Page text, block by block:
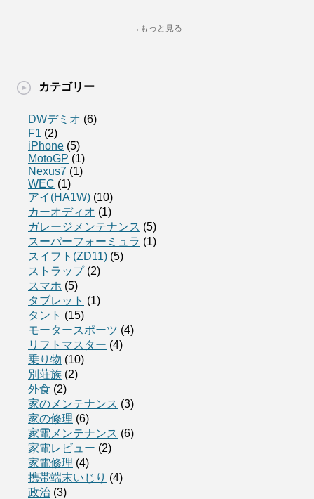
→もっと見る
カテゴリー
DWデミオ (6)
F1 (2)
iPhone (5)
MotoGP (1)
Nexus7 (1)
WEC (1)
アイ(HA1W) (10)
カーオディオ (1)
ガレージメンテナンス (5)
スーパーフォーミュラ (1)
スイフト(ZD11) (5)
ストラップ(2)
スマホ (5)
タブレット (1)
タント (15)
モータースポーツ (4)
リフトマスター (4)
乗り物 (10)
別荘族 (2)
外食 (2)
家のメンテナンス (3)
家の修理 (6)
家電メンテナンス (6)
家電レビュー (2)
家電修理 (4)
携帯端末いじり (4)
政治 (3)